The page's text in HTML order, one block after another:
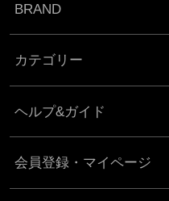
BRAND
カテゴリー
ヘルプ&ガイド
会員登録・マイページ